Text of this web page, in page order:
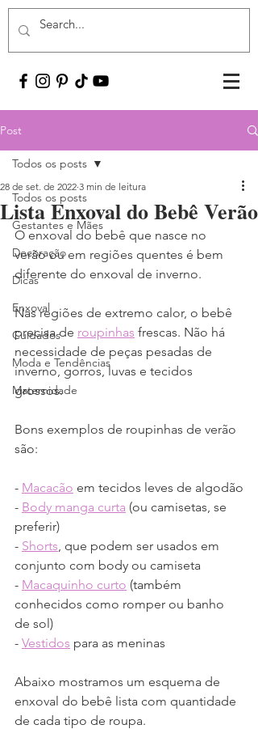
Post
Todos os posts
Gestantes e Mães
Decoração
Dicas
Enxoval
Cuidados
Moda e Tendências
Maternidade
Todos os posts
Lista Enxoval do Bebê Verão
28 de set. de 2022 3 min de leitura
O enxoval do bebê que nasce no
verão ou em regiões quentes é bem
diferente do enxoval de inverno.
Nas regiões de extremo calor, o bebê
precisa de roupinhas frescas. Não há
necessidade de peças pesadas de
inverno, gorros, luvas e tecidos
grossos.
Bons exemplos de roupinhas de verão
são:
- Macacão em tecidos leves de algodão
- Body manga curta (ou camisetas, se
preferir)
- Shorts, que podem ser usados em
conjunto com body ou camiseta
- Macaquinho curto (também
conhecidos como romper ou banho
de sol)
- Vestidos para as meninas
Abaixo mostramos um esquema de
enxoval do bebê lista com quantidade
de cada tipo de roupa.